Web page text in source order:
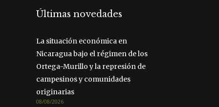
Últimas novedades
La situación económica en
Nicaragua bajo el régimen de los
Ortega-Murillo y la represión de
campesinos y comunidades
originarias
08/08/2026